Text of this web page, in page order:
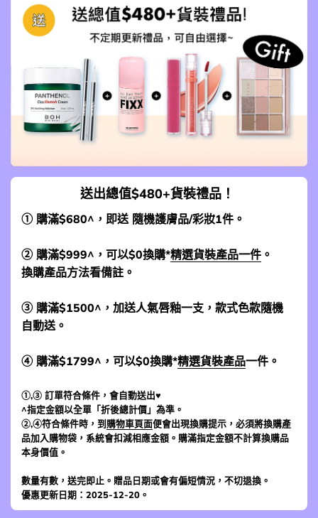
送出總值$480+貨裝禮品！
① 購滿$680^，即送 隨機護膚品/彩妝1件。
② 購滿$999^，可以$0換購*精選貨裝產品一件 。
換購產品方法看備註。
③ 購滿$1500^，加送人氣唇釉一支，款式色款隨機
自動送。
④ 購滿$1799^，可以$0換購*精選貨裝產品一件。
①,③ 訂單符合條件，會自動送出♥
^指定金額以全單「折後總計價」為準。
②,④符合條件時，到 購物車頁面便會出現換購提示，必須將換購產
品加入購物袋，系統會扣減相應金額。購滿指定金額不計算換購品
本身價值。
數量有數，送完即止。贈品日期或會有偏短情況，不切退換。
優惠更新日期：2025-12-20。